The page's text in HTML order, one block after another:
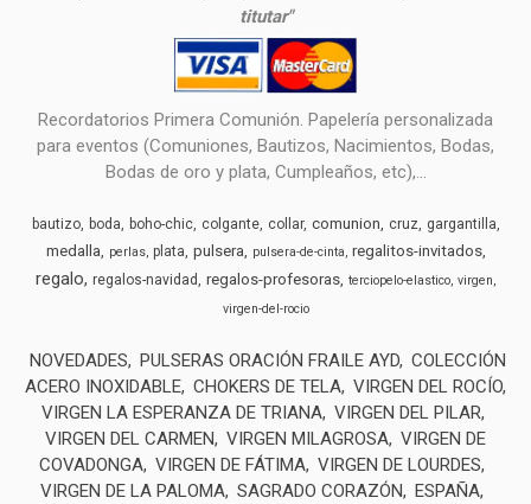
titutar"
Recordatorios Primera Comunión. Papelería personalizada
para eventos (Comuniones, Bautizos, Nacimientos, Bodas,
Bodas de oro y plata, Cumpleaños, etc),...
bautizo boda boho-chic colgante collar comunion cruz gargantilla
medalla perlas plata pulsera pulsera-de-cinta regalitos-invitados
regalo regalos-navidad regalos-profesoras terciopelo-elastico virgen
virgen-del-rocio
NOVEDADES PULSERAS ORACIÓN FRAILE AYD COLECCIÓN
ACERO INOXIDABLE CHOKERS DE TELA VIRGEN DEL ROCÍO
VIRGEN LA ESPERANZA DE TRIANA VIRGEN DEL PILAR
VIRGEN DEL CARMEN
VIRGEN MILAGROSA VIRGEN DE
COVADONGA VIRGEN DE FÁTIMA VIRGEN DE LOURDES
VIRGEN DE LA PALOMA SAGRADO CORAZÓN
ESPAÑA